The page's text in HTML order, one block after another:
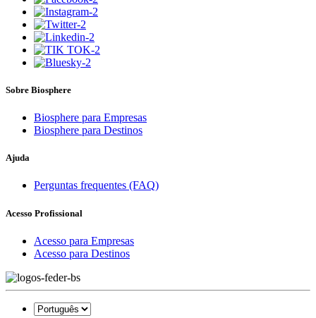
Sobre Biosphere
Biosphere para Empresas
Biosphere para Destinos
Ajuda
Perguntas frequentes (FAQ)
Acesso Profissional
Acesso para Empresas
Acesso para Destinos